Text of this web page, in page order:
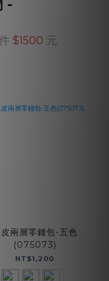
-
$1500 元
兩層零錢包-五色
(075073)
NT$1,200